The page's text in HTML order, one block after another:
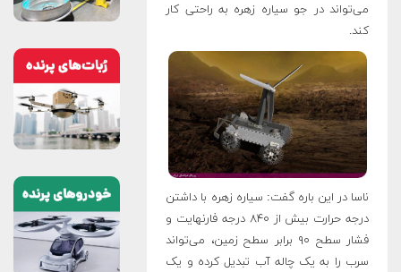
می‌تواند در جو سیاره زهره به راحتی کار
کند.
ناسا در این باره گفت: سیاره زهره با داشتن
درجه حرارت بیش از ۸۴۰ درجه فارنهایت و
فشار سطح ۹۰ برابر سطح زمین، می‌تواند
سرب را به یک چاله آب تبدیل کرده و یک